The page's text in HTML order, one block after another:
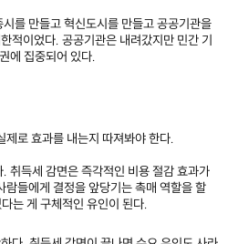
를 만들고 혁신도시를 만들고 공공기관을
적이었다. 공공기관은 내려갔지만 민간 기
에 집중되어 있다.
로 효과를 내는지 따져봐야 한다.
취득세 감면은 즉각적인 비용 절감 효과가
들에게 결정을 앞당기는 촉매 역할을 할
는 게 구체적인 유인이 된다.